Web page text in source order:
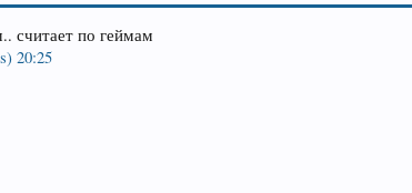
считает по геймам
20:25